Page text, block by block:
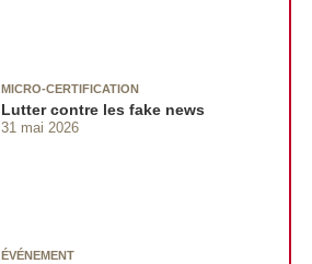
MICRO-CERTIFICATION
Lutter contre les fake news
31 mai 2026
ÉVÉNEMENT